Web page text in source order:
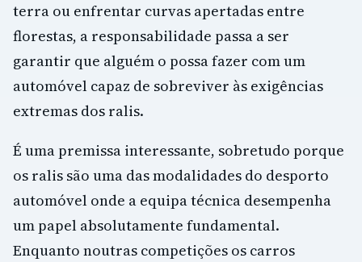
terra ou enfrentar curvas apertadas entre
florestas, a responsabilidade passa a ser
garantir que alguém o possa fazer com um
automóvel capaz de sobreviver às exigências
extremas dos ralis.
É uma premissa interessante, sobretudo porque
os ralis são uma das modalidades do desporto
automóvel onde a equipa técnica desempenha
um papel absolutamente fundamental.
Enquanto noutras competições os carros